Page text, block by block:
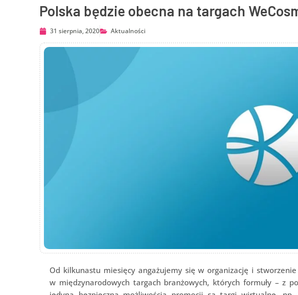
Polska będzie obecna na targach
31 sierpnia, 2020 Aktualności
Od kilkunastu miesięcy angażujemy się w organizację i
w międzynarodowych targach branżowych, których formuły – z